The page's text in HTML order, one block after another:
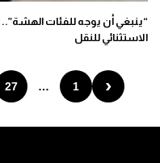
“ينبغي أن يوجه للفئات
الاستثنائي للنقل
‹
1
…
27